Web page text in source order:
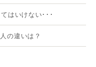
はいけない･･･
の違いは？